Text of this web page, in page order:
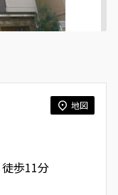
地図
徒歩11分